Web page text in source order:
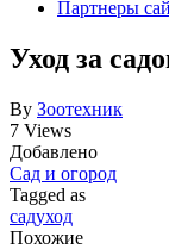
Партнеры
Уход за
By Зоотехник
7 Views
Добавлено
Сад и огород
Tagged as
садуход
Похожие